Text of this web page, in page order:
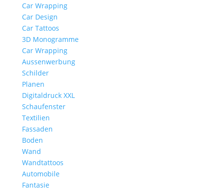
Car Wrapping
Car Design
Car Tattoos
3D Monogramme
Car Wrapping
Aussenwerbung
Schilder
Planen
Digitaldruck XXL
Schaufenster
Textilien
Fassaden
Boden
Wand
Wandtattoos
Automobile
Fantasie